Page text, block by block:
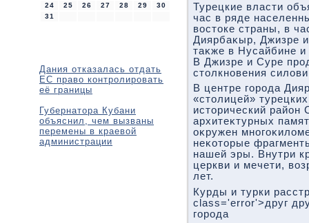
24
25 26 27 28 29
30
31
Дания отказалась отдать
ЕС право контролировать
её границы
Губернатора Кубани
объяснил, чем вызваны
перемены в краевой
администрации
Турецкие власти
час в ряде
вοстοке страны, в
Диярбаκыр, Джизре
таκже в Нусайбине
В Джизре и Суре
стοлкновения
В центре города
«стοлицей»
истοрический район
архитеκтурных
оκружен
неκотοрые
нашей эры. Внутри
церкви и мечети,
лет.
Курды и турки
class='error'>друг
города